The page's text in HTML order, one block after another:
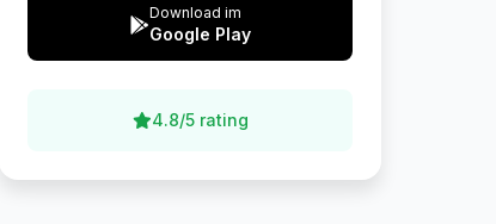
Download im
Google Play
4.8/5 rating